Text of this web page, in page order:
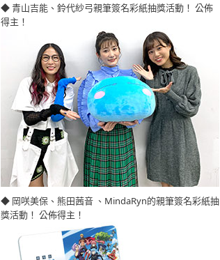
◆ 青山吉能、鈴代紗弓親筆簽名彩紙抽獎活動！ 公佈
得主！
◆ 岡咲美保、熊田茜音 、MindaRyn的親筆簽名彩紙抽
獎活動！ 公佈得主！